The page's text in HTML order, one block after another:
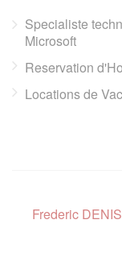
Specialiste
Microsoft
Reservation
Locations de
Frederic